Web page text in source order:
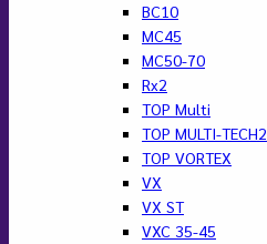
BC10
MC45
MC50-70
Rx2
TOP Multi
TOP MULTI-TECH2
TOP VORTEX
VX
VX ST
VXC 35-45